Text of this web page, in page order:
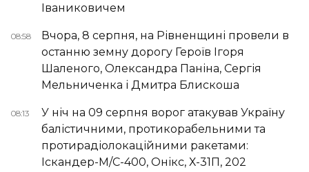
Іваниковичем
08:58
Вчора, 8 серпня, на Рівненщині провели в
останню земну дорогу Героїв Ігоря
Шаленого, Олександра Паніна, Сергія
Мельниченка і Дмитра Блискоша
08:13
У ніч на 09 серпня ворог атакував Україну
балістичними, протикорабельними та
протирадіолокаційними ракетами:
Іскандер-М/С-400, Онікс, Х-31П, 202